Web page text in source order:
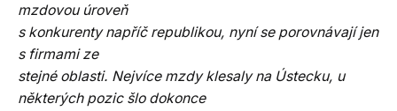
mzdovou úroveň
s konkurenty napříč republikou, nyní se porovnávají jen
s firmami ze
stejné oblasti. Nejvíce mzdy klesaly na Ústecku, u
některých pozic šlo dokonce